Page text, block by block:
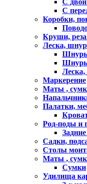
С
С
Коробки,
Круши,
Леска,
Маркерение
Маты ,
Палатки,
Род-поды и
Садки,
Столы
Маты ,
Сумки
Удилища